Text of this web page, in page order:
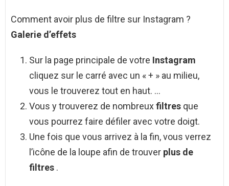
Comment avoir plus de filtre sur Instagram ?
Galerie d’effets
Sur la page principale de votre Instagram
cliquez sur le carré avec un « + » au milieu,
vous le trouverez tout en haut. …
Vous y trouverez de nombreuxfiltres que
vous pourrez faire défiler avec votre doigt.
Une fois que vous arrivez à la fin, vous verrez
l’icône de la loupe afin de trouver plus de
filtres .